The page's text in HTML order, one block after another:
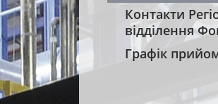
Контакти
відділення
Графік